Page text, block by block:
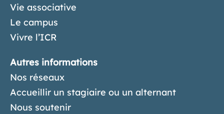
Vie associative
Le campus
Vivre l’ICR
Autres informations
Nos réseaux
Accueillir un stagiaire ou un alternant
Nous soutenir